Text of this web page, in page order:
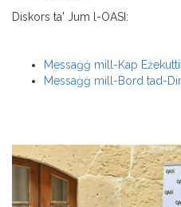
Diskors ta' Jum l-OASI:
Messaġġ mill-Kap
Messaġġ mill-Bord tad-